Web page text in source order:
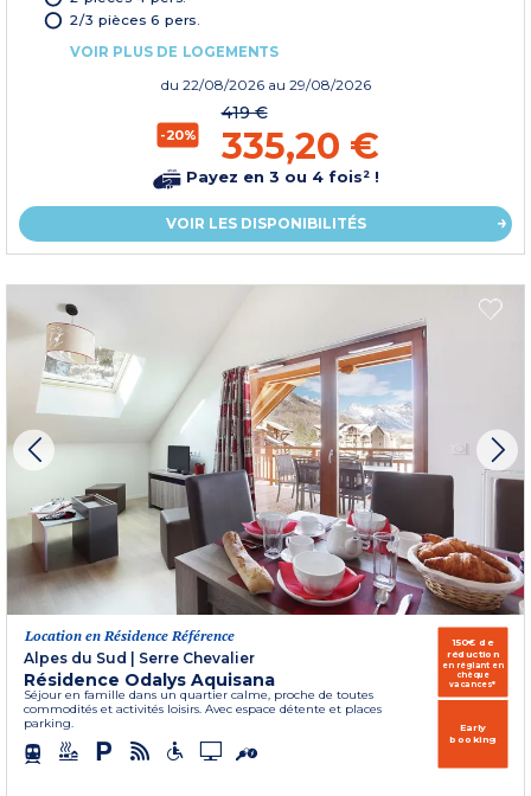
2/3 pièces 6 pers.
VOIR PLUS DE LOGEMENTS
du 22/08/2026 au 29/08/2026
-20%
419 €
335,20 €
Payez en 3 ou 4 fois² !
VOIR LES DISPONIBILITÉS
Location en Résidence Référence
Alpes du Sud
Serre Chevalier
Résidence Odalys Aquisana
Séjour en famille dans un quartier calme, proche de toutes
commodités et activités loisirs. Avec espace détente et places
parking.
150€ de
réduction
en réglant en
chèque
vacances*
Early
booking